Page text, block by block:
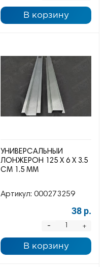
В корзину
УНИВЕРСАЛЬНЫЙ
ЛОНЖЕРОН 125 Х 6 Х 3.5
СМ 1.5 ММ
Артикул: 000273259
38 р.
+
-
В корзину